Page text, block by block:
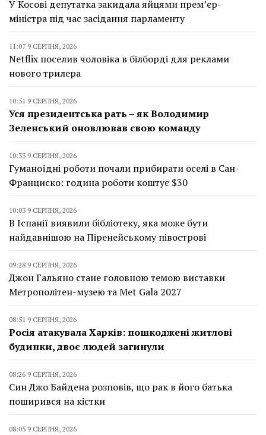
У Косові депутатка закидала яйцями прем’єр-
міністра під час засідання парламенту
11:07 9 СЕРПНЯ, 2026
Netflix поселив чоловіка в білборді для реклами
нового трилера
10:51 9 СЕРПНЯ, 2026
Уся президентська рать – як Володимир
Зеленський оновлював свою команду
10:33 9 СЕРПНЯ, 2026
Гуманоїдні роботи почали прибирати оселі в Сан-
Франциско: година роботи коштує $30
10:03 9 СЕРПНЯ, 2026
В Іспанії виявили бібліотеку, яка може бути
найдавнішою на Піренейському півострові
09:28 9 СЕРПНЯ, 2026
Джон Гальяно стане головною темою виставки
Метрополітен-музею та Met Gala 2027
08:51 9 СЕРПНЯ, 2026
Росія атакувала Харків: пошкоджені житлові
будинки, двоє людей загинули
08:26 9 СЕРПНЯ, 2026
Син Джо Байдена розповів, що рак в його батька
поширився на кістки
08:05 9 СЕРПНЯ, 2026